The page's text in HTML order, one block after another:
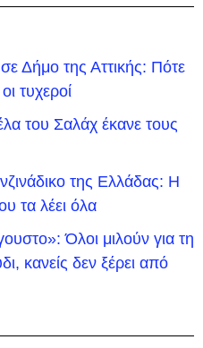
Δήμο της Αττικής: Πότε
τυχεροί
του Σαλάχ έκανε τους
της Ελλάδας: Η
τα λέει όλα
Όλοι μιλούν για τη
κανείς δεν ξέρει από